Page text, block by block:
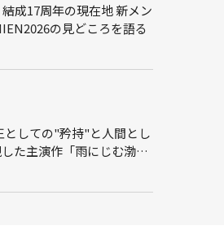
成17周年の現在地 新メン
の見どころを語る
た主演作「雨にじむ渤海